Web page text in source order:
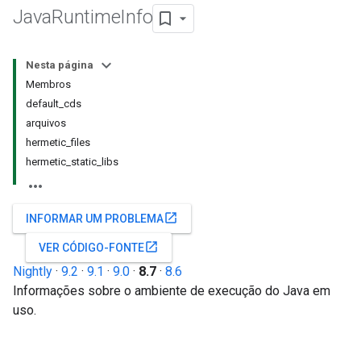
JavaRuntimeInfo
Nesta página
Membros
default_cds
arquivos
hermetic_files
hermetic_static_libs
INFORMAR UM PROBLEMAopen_in_new
VER CÓDIGO-FONTEopen_in_new
Nightly · 9.2 · 9.1 · 9.0 · 8.7 · 8.6
Informações sobre o ambiente de execução do Java em
uso.